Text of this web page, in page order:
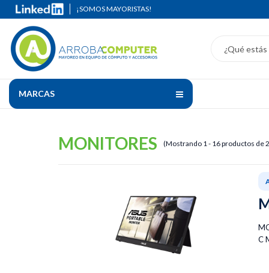
¡SOMOS MAYORISTAS!
MARCAS
MONITORES (Mostrando 1 - 16 productos de
C